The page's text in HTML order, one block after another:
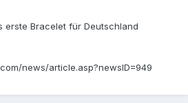
erste Bracelet für Deutschland
news/article.asp?newsID=949